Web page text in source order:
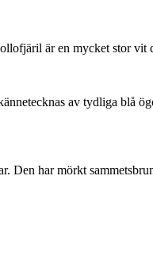
är en mycket stor vit
av tydliga blå
Den har mörkt